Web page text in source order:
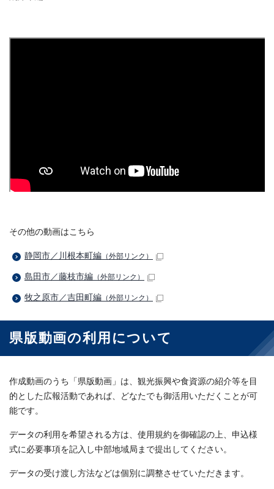
その他の動画はこちら
静岡市／川根本町編 （外部リンク）
島田市／藤枝市編 （外部リンク）
牧之原市／吉田町編 （外部リンク）
県版動画の利用について
作成動画のうち「県版動画」は、観光振興や食資源の紹介等を目
的とした広報活動であれば、どなたでも御活用いただくことが可
能です。
データの利用を希望される方は、使用規約を御確認の上、申込様
式に必要事項を記入し中部地域局まで提出してください。
データの受け渡し方法などは個別に調整させていただきます。